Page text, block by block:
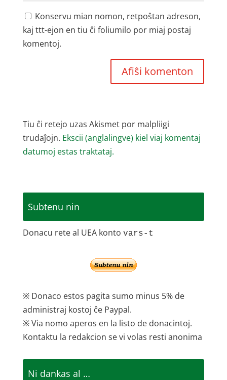
Konservu mian nomon, retpoŝtan adreson,
kaj ttt-ejon en tiu ĉi foliumilo por miaj postaj
komentoj.
Tiu ĉi retejo uzas Akismet por malpliigi
trudaĵojn. Ekscii (anglalingve) kiel viaj komentaj
datumoj estas traktataj.
Subtenu nin
Donacu rete al UEA konto vars-t
※ Donaco estos pagita sumo minus 5% de
administraj kostoj ĉe Paypal.
※ Via nomo aperos en la listo de donacintoj.
Kontaktu la redakcion se vi volas resti anonima
Ni dankas al …